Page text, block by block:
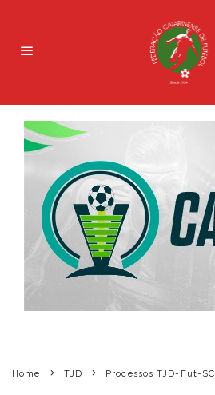
Home TJD Processos TJD-Fut-SC